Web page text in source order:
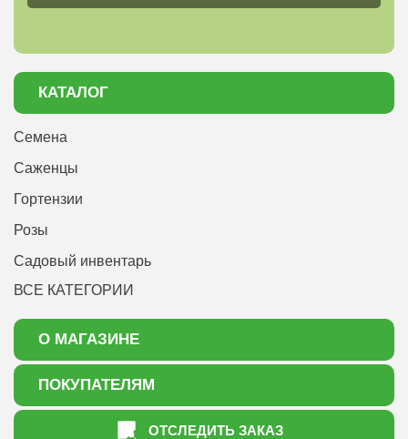
КАТАЛОГ
Семена
Саженцы
Гортензии
Розы
Садовый инвентарь
ВСЕ КАТЕГОРИИ
О МАГАЗИНЕ
О нас
Акции
ПОКУПАТЕЛЯМ
Как оформить заказ
ОТСЛЕДИТЬ ЗАКАЗ